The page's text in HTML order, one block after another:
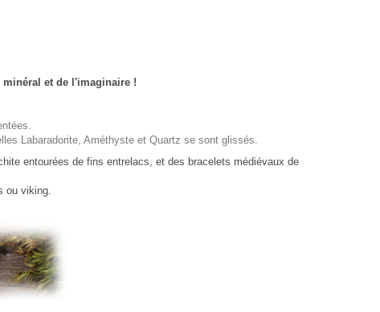
et de l'imaginaire !
Labaradorite, Améthyste et Quartz se sont glissés.
entourées de fins entrelacs, et des bracelets médiévaux de
ou viking.